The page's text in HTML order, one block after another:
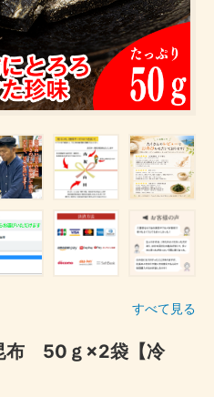
すべて見る
布 50ｇ×2袋【冷